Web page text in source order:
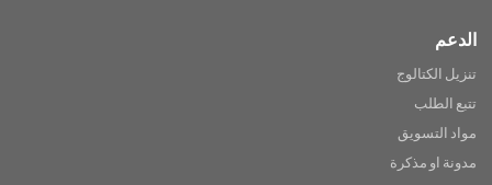
الدعم
تنزيل الكتالوج
تتبع الطلب
مواد التسويق
مدونة او مذكرة